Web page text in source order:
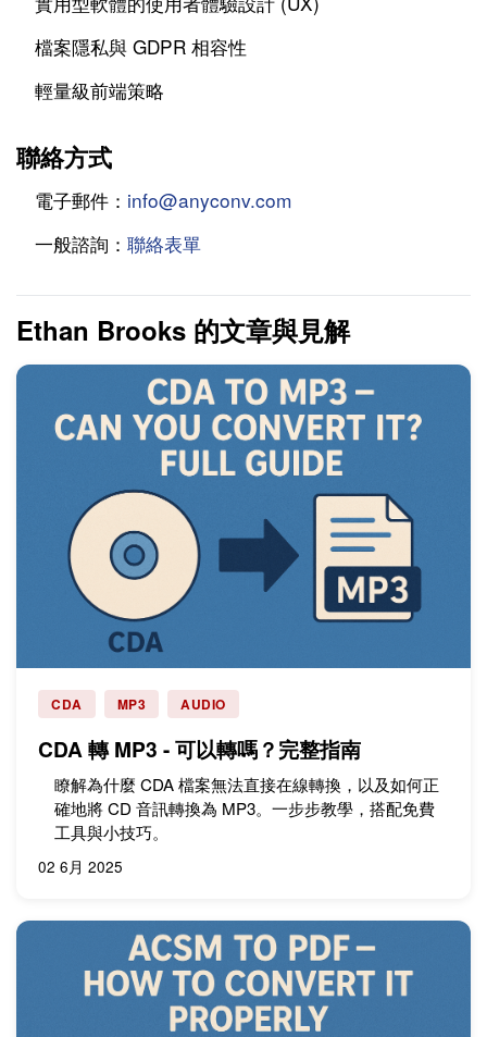
檔案隱私與 GDPR 相容性
輕量級前端策略
聯絡方式
電子郵件： info@anyconv.com
一般諮詢：聯絡表單
Ethan Brooks 的文章與見解
CDA MP3 AUDIO
CDA 轉 MP3 - 可以轉嗎？完整指南
瞭解為什麼 CDA 檔案無法直接在線轉換，以及如何正
確地將 CD 音訊轉換為 MP3。一步步教學，搭配免費
工具與小技巧。
02 6月 2025